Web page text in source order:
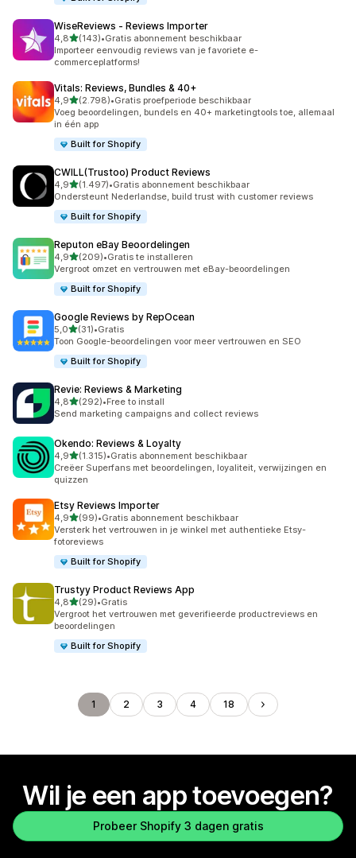
WiseReviews ‑ Reviews Importer
4,8van 5 sterren
(143)
143 recensies in totaal
•Gratis abonnement beschikbaar
Importeer eenvoudig reviews van je favoriete e-
commerceplatforms!
Vitals: Reviews, Bundles & 40+
4,9van 5 sterren
(2.798)
2798 recensies in totaal
•Gratis proefperiode beschikbaar
Voeg beoordelingen, bundels en 40+ marketingtools toe, allemaal
in één app
Built for Shopify
CWILL(Trustoo) Product Reviews
4,9van 5 sterren
(1.497)
1497 recensies in totaal
•Gratis abonnement beschikbaar
Ondersteunt Nederlandse, build trust with customer reviews
Built for Shopify
Reputon eBay Beoordelingen
4,9van 5 sterren
(209)
209 recensies in totaal
•Gratis te installeren
Vergroot omzet en vertrouwen met eBay-beoordelingen
Built for Shopify
Google Reviews by RepOcean
5,0van 5 sterren
(31)
31 recensies in totaal
•Gratis
Toon Google-beoordelingen voor meer vertrouwen en SEO
Built for Shopify
Revie: Reviews & Marketing
4,8van 5 sterren
(292)
292 recensies in totaal
•Free to install
Send marketing campaigns and collect reviews
Okendo: Reviews & Loyalty
4,9van 5 sterren
(1.315)
1315 recensies in totaal
•Gratis abonnement beschikbaar
Creëer Superfans met beoordelingen, loyaliteit, verwijzingen en
quizzen
Etsy Reviews Importer
4,9van 5 sterren
(99)
99 recensies in totaal
•Gratis abonnement beschikbaar
Versterk het vertrouwen in je winkel met authentieke Etsy-
fotoreviews
Built for Shopify
Trustyy Product Reviews App
4,8van 5 sterren
(29)
29 recensies in totaal
•Gratis
Vergroot het vertrouwen met geverifieerde productreviews en
beoordelingen
Built for Shopify
1 2 3 4 18
Wil je een app toevoegen?
Probeer Shopify 3 dagen gratis